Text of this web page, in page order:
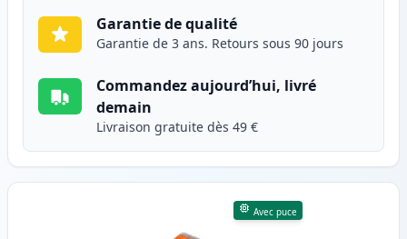
Garantie de qualité
Garantie de 3 ans. Retours sous 90 jours
Commandez aujourd’hui, livré
demain
Livraison gratuite dès 49 €
Avec puce